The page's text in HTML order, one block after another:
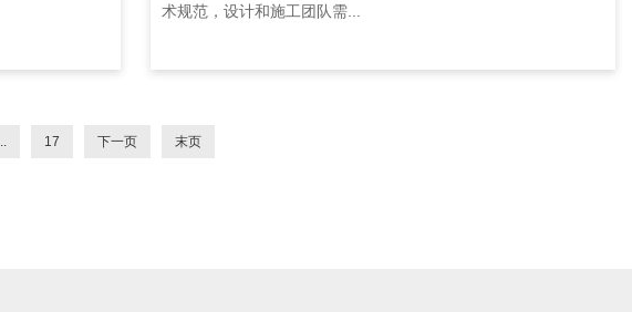
术规范，设计和施工团队需...
17 下一页 末页